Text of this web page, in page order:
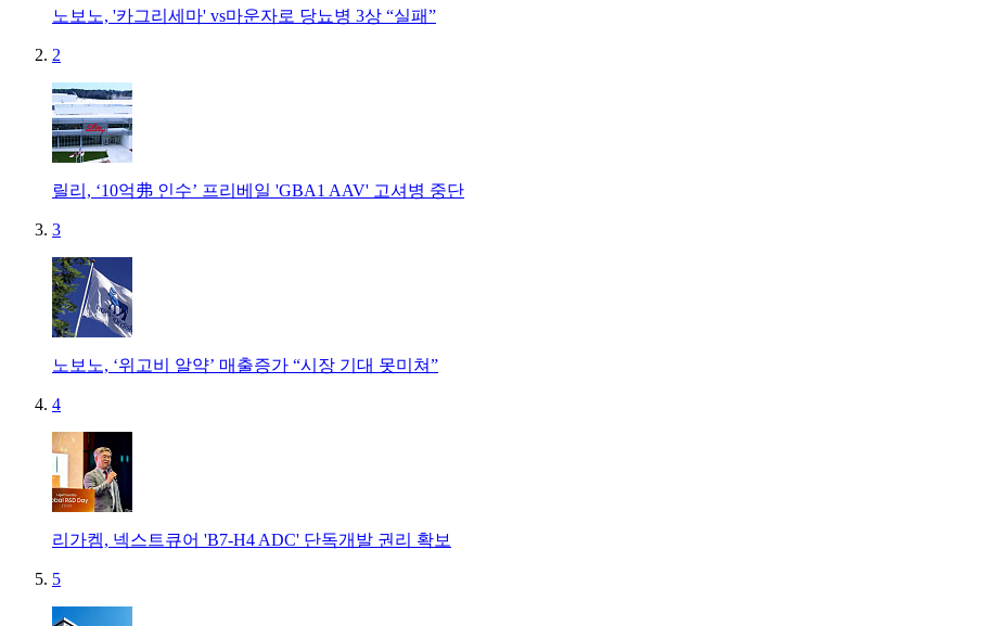
노보노, '카그리세마' vs마운자로 당뇨병 3상 “실패”
2
릴리, ‘10억弗 인수’ 프리베일 'GBA1 AAV' 고셔병 중단
3
노보노, ‘위고비 알약’ 매출증가 “시장 기대 못미쳐”
4
리가켐, 넥스트큐어 'B7-H4 ADC' 단독개발 권리 확보
5